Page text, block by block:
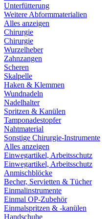
Unterfütterung
Weitere Abformmaterialien
Alles anzeigen
Chirurgie
Chirurgie
Wurzelheber
Zahnzangen
Scheren
Skalpelle
Haken & Klemmen
Wundnadeln
Nadelhalter
Spritzen & Kanülen
Tamponadestopfer
Nahtmaterial
Sonstige Chirurgie-Instrumente
Alles anzeigen
Einwegartikel, Arbeitsschutz
Einwegartikel, Arbeitsschutz
Anmischblöcke
Becher, Servietten & Tücher
Einmalinstrumente
Einmal OP-Zubehör
Einmalspritzen & -kanülen
Handschuhe